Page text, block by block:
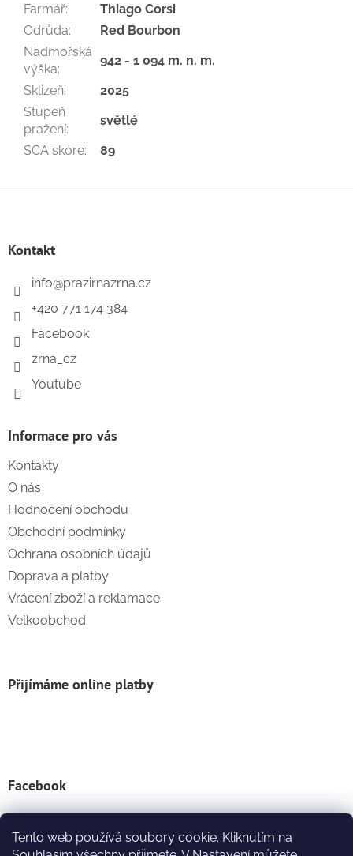
Tento web používá soubory cookie. Kliknutím na
Farmář:
Thiago Corsi
Odrůda:
Red Bourbon
Nadmořská
výška:
942 - 1 094 m. n. m.
Sklizeň:
2025
Stupeň
pražení:
světlé
SCA skóre: 89
Z
Kontakt
info@prazirnazrna.cz
+420 771 174 384
Facebook
zrna_cz
Youtube
Informace pro vás
Kontakty
O nás
Hodnocení obchodu
Obchodní podmínky
Ochrana osobních údajů
Doprava a platby
Vrácení zboží a reklamace
Velkoobchod
Přijímáme online platby
Facebook
Instagram